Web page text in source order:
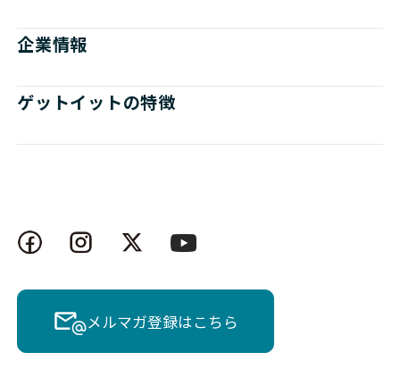
企業情報
ゲットイットの特徴
メルマガ登録はこちら